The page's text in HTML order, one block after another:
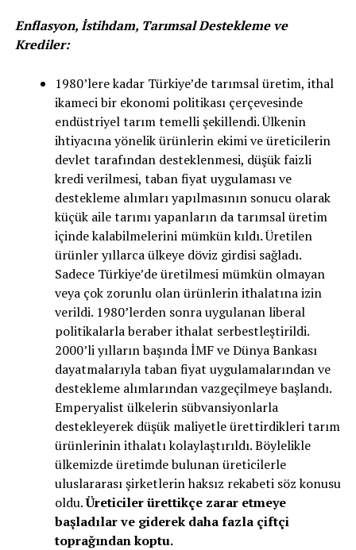
Enflasyon, İstihdam, Tarımsal Destekleme ve
Krediler:
1980’lere kadar Türkiye’de tarımsal üretim, ithal
ikameci bir ekonomi politikası çerçevesinde
endüstriyel tarım temelli şekillendi. Ülkenin
ihtiyacına yönelik ürünlerin ekimi ve üreticilerin
devlet tarafından desteklenmesi, düşük faizli
kredi verilmesi, taban fiyat uygulaması ve
destekleme alımları yapılmasının sonucu olarak
küçük aile tarımı yapanların da tarımsal üretim
içinde kalabilmelerini mümkün kıldı. Üretilen
ürünler yıllarca ülkeye döviz girdisi sağladı.
Sadece Türkiye’de üretilmesi mümkün olmayan
veya çok zorunlu olan ürünlerin ithalatına izin
verildi. 1980’lerden sonra uygulanan liberal
politikalarla beraber ithalat serbestleştirildi.
2000’li yılların başında İMF ve Dünya Bankası
dayatmalarıyla taban fiyat uygulamalarından ve
destekleme alımlarından vazgeçilmeye başlandı.
Emperyalist ülkelerin sübvansiyonlarla
destekleyerek düşük maliyetle ürettirdikleri tarım
ürünlerinin ithalatı kolaylaştırıldı. Böylelikle
ülkemizde üretimde bulunan üreticilerle
uluslararası şirketlerin haksız rekabeti söz konusu
oldu.Üreticiler ürettikçe zarar etmeye
başladılar ve giderek daha fazla çiftçi
toprağından koptu.